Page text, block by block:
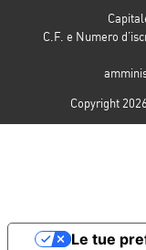
C.F. e Numero
Copyright
Le tue